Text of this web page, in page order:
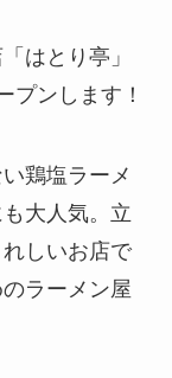
はとり亭」
プンします！
鶏塩ラーメ
大人気。立
しいお店で
ラーメン屋